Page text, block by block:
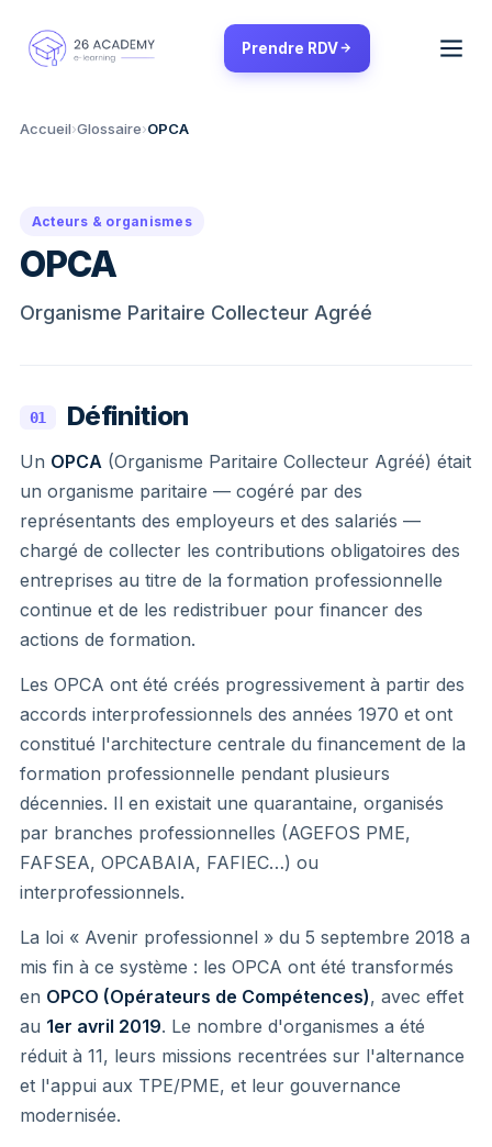
Prendre RDV
Accueil›Glossaire›OPCA
Acteurs & organismes
OPCA
Organisme Paritaire Collecteur Agréé
01 Définition
Un OPCA (Organisme Paritaire Collecteur Agréé) était
un organisme paritaire — cogéré par des
représentants des employeurs et des salariés —
chargé de collecter les contributions obligatoires des
entreprises au titre de la formation professionnelle
continue et de les redistribuer pour financer des
actions de formation.
Les OPCA ont été créés progressivement à partir des
accords interprofessionnels des années 1970 et ont
constitué l'architecture centrale du financement de la
formation professionnelle pendant plusieurs
décennies. Il en existait une quarantaine, organisés
par branches professionnelles (AGEFOS PME,
FAFSEA, OPCABAIA, FAFIEC…) ou
interprofessionnels.
La loi « Avenir professionnel » du 5 septembre 2018 a
mis fin à ce système : les OPCA ont été transformés
en OPCO (Opérateurs de Compétences), avec effet
au 1er avril 2019. Le nombre d'organismes a été
réduit à 11, leurs missions recentrées sur l'alternance
et l'appui aux TPE/PME, et leur gouvernance
modernisée.